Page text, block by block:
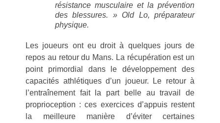
résistance musculaire et la prévention
des blessures. » Old Lo, préparateur
physique.
Les joueurs ont eu droit à quelques jours de
repos au retour du Mans. La récupération est un
point primordial dans le développement des
capacités athlétiques d’un joueur. Le retour à
l’entraînement fait la part belle au travail de
proprioception : ces exercices d’appuis restent
la meilleure manière d’éviter certaines